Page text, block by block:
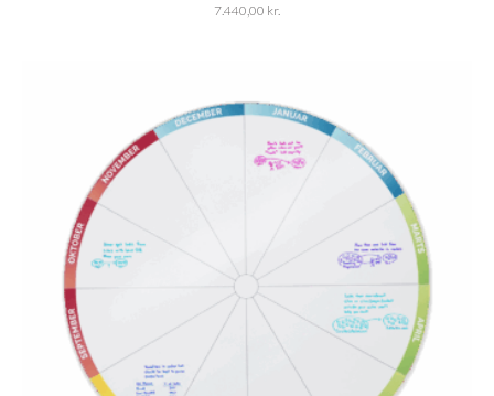
7.440,00 kr.